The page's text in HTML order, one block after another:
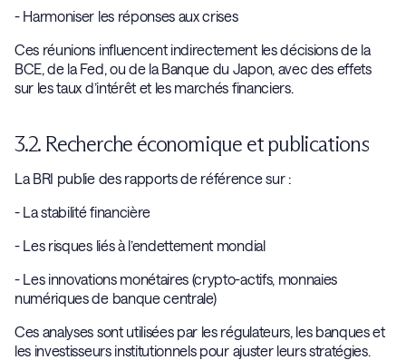
- Harmoniser les réponses aux crises
Ces réunions influencent indirectement les décisions de la
BCE, de la Fed, ou de la Banque du Japon, avec des effets
sur les taux d’intérêt et les marchés financiers.
3.2. Recherche économique et publications
La BRI publie des rapports de référence sur :
- La stabilité financière
- Les risques liés à l’endettement mondial
- Les innovations monétaires (crypto-actifs, monnaies
numériques de banque centrale)
Ces analyses sont utilisées par les régulateurs, les banques et
les investisseurs institutionnels pour ajuster leurs stratégies.